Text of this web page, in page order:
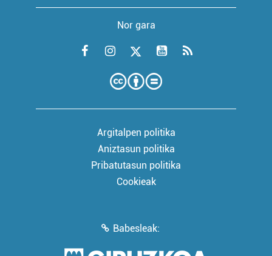
Nor gara
Argitalpen politika
Aniztasun politika
Pribatutasun politika
Cookieak
Babesleak: